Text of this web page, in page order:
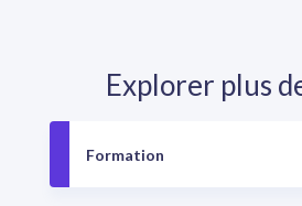
Explorer plus
Formation